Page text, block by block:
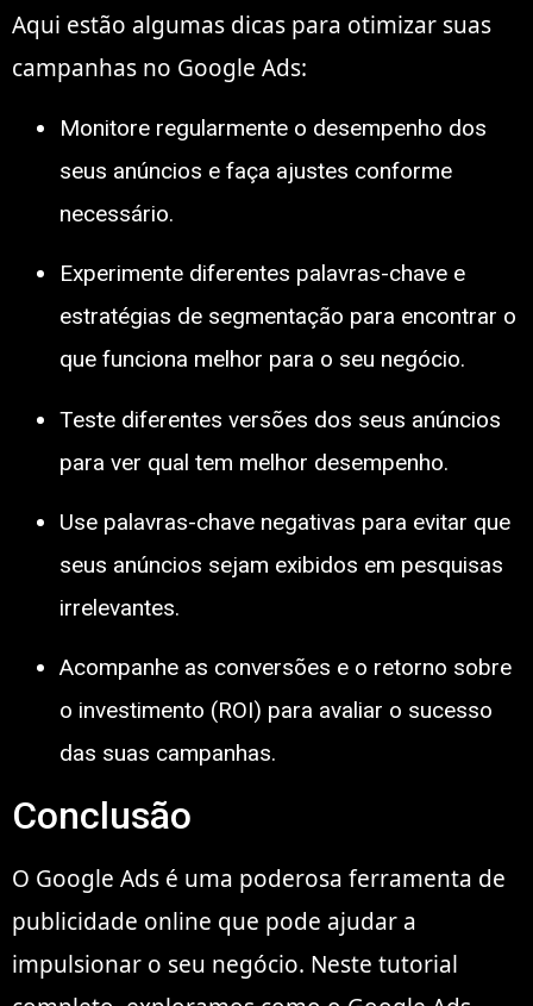
Aqui estão algumas dicas para otimizar suas
campanhas no Google Ads:
Monitore regularmente o desempenho dos
seus anúncios e faça ajustes conforme
necessário.
Experimente diferentes palavras-chave e
estratégias de segmentação para encontrar o
que funciona melhor para o seu negócio.
Teste diferentes versões dos seus anúncios
para ver qual tem melhor desempenho.
Use palavras-chave negativas para evitar que
seus anúncios sejam exibidos em pesquisas
irrelevantes.
Acompanhe as conversões e o retorno sobre
o investimento (ROI) para avaliar o sucesso
das suas campanhas.
Conclusão
O Google Ads é uma poderosa ferramenta de
publicidade online que pode ajudar a
impulsionar o seu negócio. Neste tutorial